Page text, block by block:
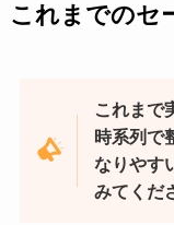
これまでのセ
これまで
時系列で
なりやす
みてくだ